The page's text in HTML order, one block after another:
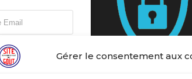
Gérer le consentement aux